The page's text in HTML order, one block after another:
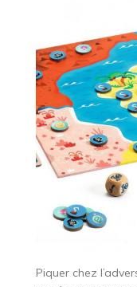
Piquer chez